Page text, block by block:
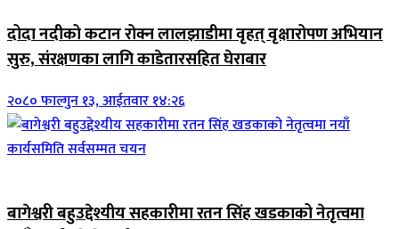
दोदा नदीको कटान रोक्न लालझाडीमा वृहत् वृक्षारोपण अभियान
सुरु, संरक्षणका लागि काडेतारसहित घेराबार
२०८० फाल्गुन १३, आईतवार १४:२६
बागेश्वरी बहुउद्देश्यीय सहकारीमा रतन सिंह खडकाको नेतृत्वमा